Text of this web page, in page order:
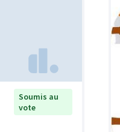
Soumis au
vote